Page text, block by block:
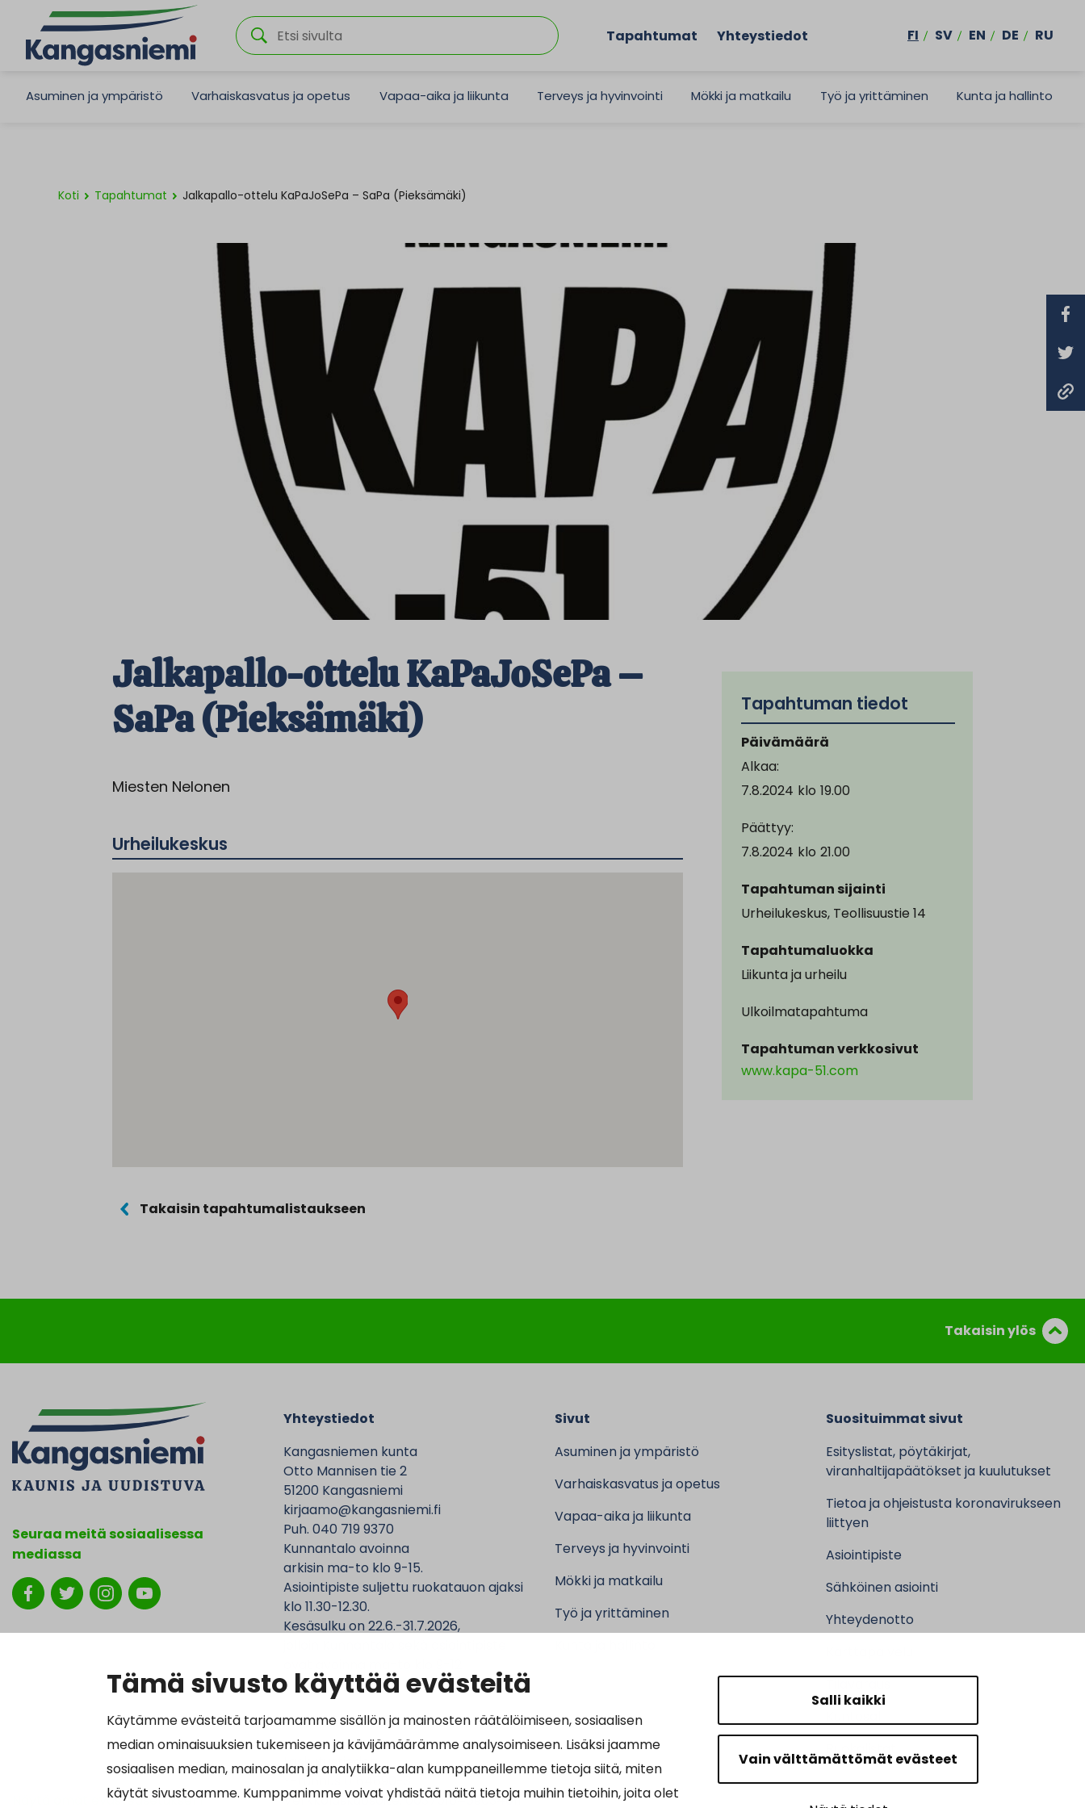
Tämä sivusto käyttää evästeitä
Käytämme evästeitä tarjoamamme sisällön ja mainosten räätälöimiseen, sosiaalisen
median ominaisuuksien tukemiseen ja kävijämäärämme analysoimiseen. Lisäksi jaamme
sosiaalisen median, mainosalan ja analytiikka-alan kumppaneillemme tietoja siitä, miten
käytät sivustoamme. Kumppanimme voivat yhdistää näitä tietoja muihin tietoihin, joita olet
Salli kaikki
Vain välttämättömät evästeet
Tapahtumat Yhteystiedot FI SV EN DE RU
Asuminen ja ympäristö Varhaiskasvatus ja opetus Vapaa-aika ja liikunta Terveys ja hyvinvointi Mökki ja matkailu Työ ja yrittäminen Kunta ja hallinto
Koti Tapahtumat Jalkapallo-ottelu KaPaJoSePa – SaPa (Pieksämäki)
Jalkapallo-ottelu KaPaJoSePa –
SaPa (Pieksämäki)
Miesten Nelonen
Urheilukeskus
Tapahtuman tiedot
Päivämäärä
Alkaa:
7.8.2024 klo 19.00
Päättyy:
7.8.2024 klo 21.00
Tapahtuman sijainti
Urheilukeskus, Teollisuustie 14
Tapahtumaluokka
Liikunta ja urheilu
Ulkoilmatapahtuma
Tapahtuman verkkosivut
www.kapa-51.com
Takaisin tapahtumalistaukseen
Takaisin ylös
Seuraa meitä sosiaalisessa
mediassa
Näytä omat evästeasetukseni
Yhteystiedot
Kangasniemen kunta
Otto Mannisen tie 2
51200 Kangasniemi
kirjaamo@kangasniemi.fi
Puh. 040 719 9370
Kunnantalo avoinna
arkisin ma-to klo 9-15.
Asiointipiste suljettu ruokatauon ajaksi
klo 11.30-12.30.
Kesäsulku on 22.6.-31.7.2026,
Laskutustiedot:
Y-tunnus 0164690-3
Verkkolaskuosoite: 0037016469034011
Sivut
Asuminen ja ympäristö
Varhaiskasvatus ja opetus
Vapaa-aika ja liikunta
Terveys ja hyvinvointi
Mökki ja matkailu
Työ ja yrittäminen
Suosituimmat sivut
Esityslistat, pöytäkirjat,
viranhaltijapäätökset ja kuulutukset
Tietoa ja ohjeistusta koronavirukseen
liittyen
Asiointipiste
Sähköinen asiointi
Yhteydenotto
Ruokalistat